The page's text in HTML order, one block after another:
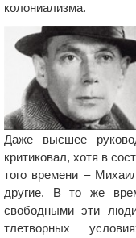
колониализма.
Даже высшее
критиковал, хотя в
того времени –
другие. В то же
свободными эти
тлетворных